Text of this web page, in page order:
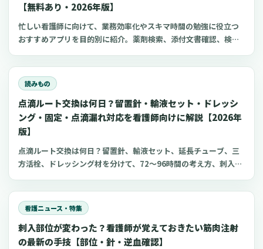
【無料あり・2026年版】
忙しい看護師に向けて、業務効率化やスキマ時間の勉強に役立つ
おすすめアプリを目的別に紹介。薬剤検索、添付文書確認、検査
心電図学習、シフト管理など、現場や復職準備で使いやすいアプ
リをまとめました。
読みもの
点滴ルート交換は何日？留置針・輸液セット・ドレッシ
ング・固定・点滴漏れ対応を看護師向けに解説【2026年
版】
点滴ルート交換は何日？留置針、輸液セット、延長チューブ、三
方活栓、ドレッシング材を分けて、72〜96時間の考え方、刺入部
看護ニュース・特集
刺入部位が変わった？看護師が覚えておきたい筋肉注射
の最新の手技【部位・針・逆血確認】